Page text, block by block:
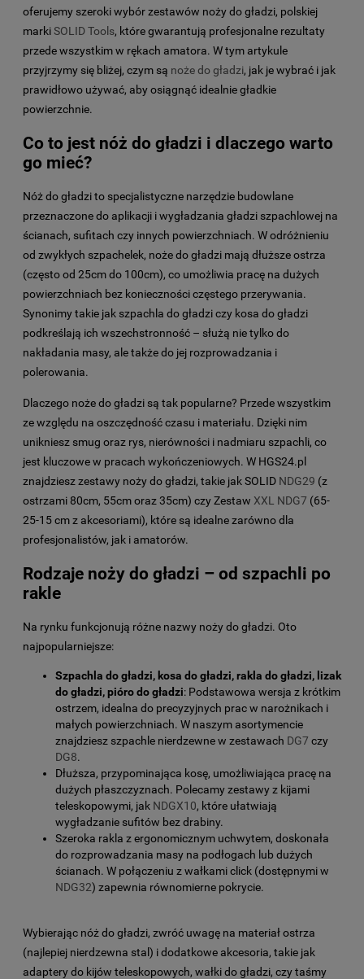
oferujemy szeroki wybór zestawów noży do gładzi, polskiej
markiSOLID Tools, które gwarantują profesjonalne rezultaty
przede wszystkim w rękach amatora. W tym artykule
przyjrzymy się bliżej, czym są noże do gładzi, jak je wybrać i jak
prawidłowo używać, aby osiągnąć idealnie gładkie
powierzchnie.
Co to jest nóż do gładzi i dlaczego warto
go mieć?
Nóż do gładzi to specjalistyczne narzędzie budowlane
przeznaczone do aplikacji i wygładzania gładzi szpachlowej na
ścianach, sufitach czy innych powierzchniach. W odróżnieniu
od zwykłych szpachelek, noże do gładzi mają dłuższe ostrza
(często od 25cm do 100cm), co umożliwia pracę na dużych
powierzchniach bez konieczności częstego przerywania.
Synonimy takie jak szpachla do gładzi czy kosa do gładzi
podkreślają ich wszechstronność – służą nie tylko do
nakładania masy, ale także do jej rozprowadzania i
polerowania.
Dlaczego noże do gładzi są tak popularne? Przede wszystkim
ze względu na oszczędność czasu i materiału. Dzięki nim
unikniesz smug oraz rys, nierówności i nadmiaru szpachli, co
jest kluczowe w pracach wykończeniowych. W HGS24.pl
znajdziesz zestawy noży do gładzi, takie jak SOLID NDG29 (z
ostrzami 80cm, 55cm oraz 35cm) czy Zestaw XXL NDG7 (65-
25-15 cm z akcesoriami), które są idealne zarówno dla
profesjonalistów, jak i amatorów.
Rodzaje noży do gładzi – od szpachli po
rakle
Na rynku funkcjonują różne nazwy noży do gładzi. Oto
najpopularniejsze:
Szpachla do gładzi, kosa do gładzi, rakla do gładzi, lizak
do gładzi, pióro do gładzi: Podstawowa wersja z krótkim
ostrzem, idealna do precyzyjnych prac w narożnikach i
małych powierzchniach. W naszym asortymencie
znajdziesz szpachle nierdzewne w zestawach DG7 czy
DG8.
Dłuższa, przypominająca kosę, umożliwiająca pracę na
dużych płaszczyznach. Polecamy zestawy z kijami
teleskopowymi, jak NDGX10, które ułatwiają
wygładzanie sufitów bez drabiny.
Szeroka rakla z ergonomicznym uchwytem, doskonała
do rozprowadzania masy na podłogach lub dużych
ścianach. W połączeniu z wałkami click (dostępnymi w
NDG32) zapewnia równomierne pokrycie.
Wybierając nóż do gładzi, zwróć uwagę na materiał ostrza
(najlepiej nierdzewna stal) i dodatkowe akcesoria, takie jak
adaptery do kijów teleskopowych, wałki do gładzi, czy taśmy